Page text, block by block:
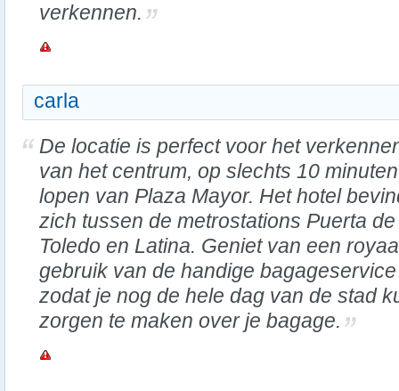
verkennen.
carla
De locatie is perfect voor het
van het centrum, op slechts 10 minuten
lopen van Plaza Mayor. Het hotel
zich tussen de metrostations Puerta de
Toledo en Latina. Geniet van een
gebruik van de handige
zodat je nog de hele dag van de stad
zorgen te maken over je bagage.